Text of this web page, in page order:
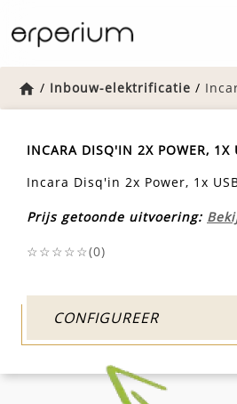
Home
/ Inbouw-elektrificatie / Incara-disqin-2x-power-1x-usb-
INCARA DISQ'IN 2X POWER, 1X
Incara Disq'in 2x Power, 1x
Prijs getoonde uitvoering:
☆☆☆☆☆(0)
CONFIGUREER